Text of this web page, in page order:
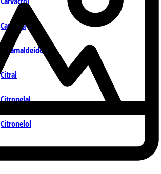
Carvona
Cinamaldeído
Citral
Citronelal
Citronelol